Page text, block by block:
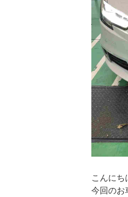
こんにち
今回の